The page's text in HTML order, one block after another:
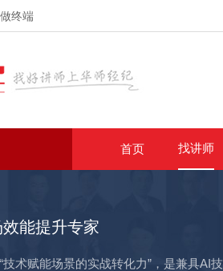
终端
首页 找讲师
能提升专家
术赋能场景的实战转化力”，是兼具